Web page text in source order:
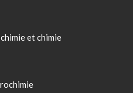
et chimie